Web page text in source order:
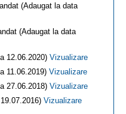
(Adaugat la data
(Adaugat la data
12.06.2020) Vizualizare
11.06.2019) Vizualizare
27.06.2018) Vizualizare
Vizualizare